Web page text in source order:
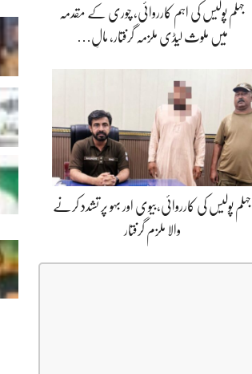
جہلم پولیس کی اہم کارروائی، چوری کے مقدمہ
میں ملوث لیڈی ملزمہ گرفتار، مالِ…
جہلم پولیس کی کارروائی،بیوی اور بہو پر تشدد کرنے
والا ملزم گرفتار